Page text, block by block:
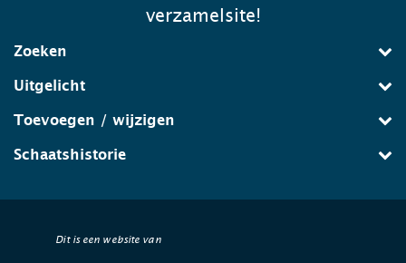
verzamelsite!
Zoeken
Uitgelicht
Toevoegen / wijzigen
Schaatshistorie
Dit is een website van